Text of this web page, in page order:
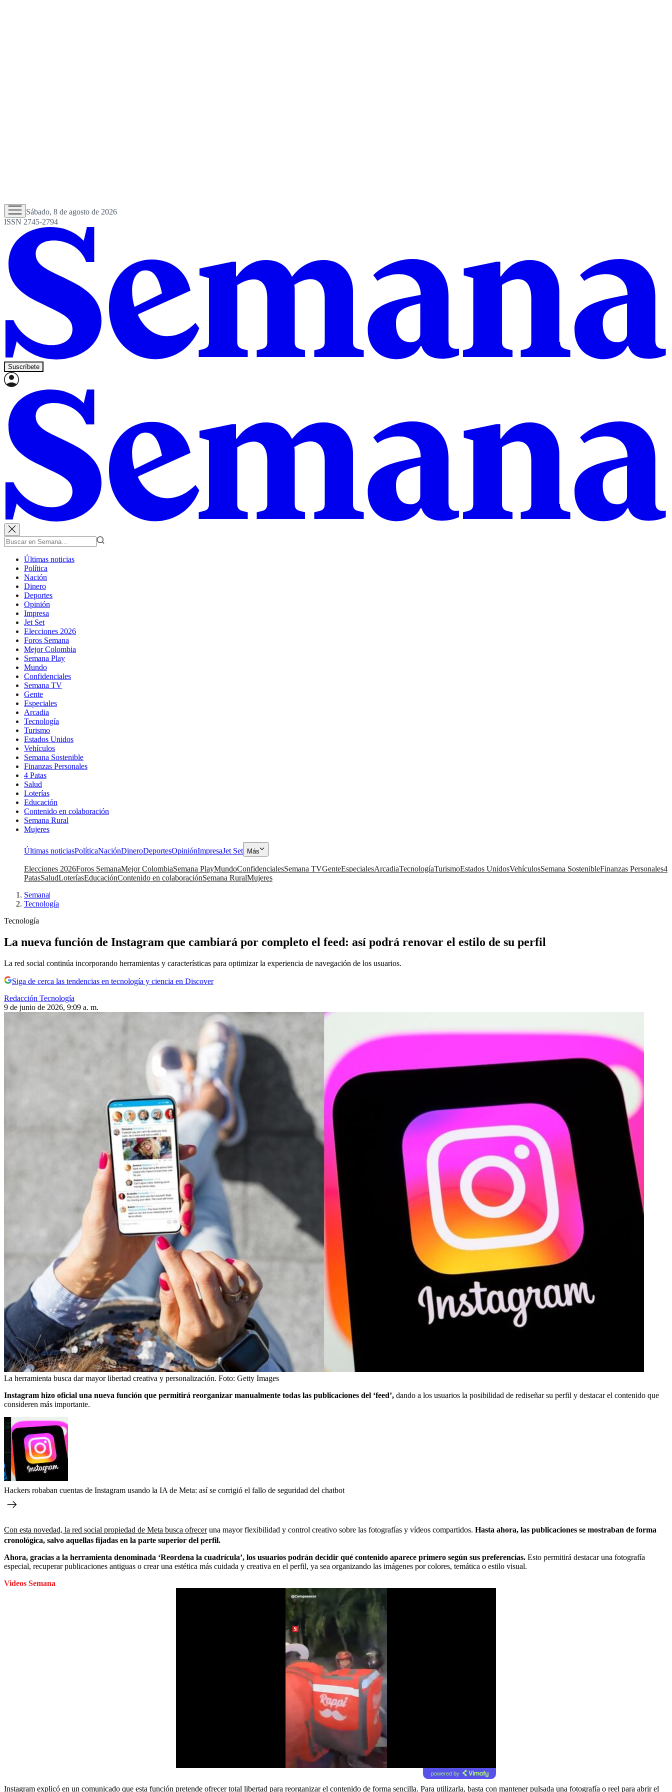
Sábado, 8 de agosto de 2026
ISSN 2745-2794
Suscríbete
Últimas noticias
Política
Nación
Dinero
Deportes
Opinión
Impresa
Jet Set
Elecciones 2026
Foros Semana
Mejor Colombia
Semana Play
Mundo
Confidenciales
Semana TV
Gente
Especiales
Arcadia
Tecnología
Turismo
Estados Unidos
Vehículos
Semana Sostenible
Finanzas Personales
4 Patas
Salud
Loterías
Educación
Contenido en colaboración
Semana Rural
Mujeres
Últimas noticiasPolíticaNaciónDineroDeportesOpiniónImpresaJet Set Más
Elecciones 2026Foros SemanaMejor ColombiaSemana PlayMundoConfidencialesSemana TVGenteEspecialesArcadiaTecnologíaTurismoEstados UnidosVehículosSemana SostenibleFinanzas Personales4
PatasSaludLoteríasEducaciónContenido en colaboraciónSemana RuralMujeres
Semana|
Tecnología
Tecnología
La nueva función de Instagram que cambiará por completo el feed: así podrá renovar el estilo de su perfil
La red social continúa incorporando herramientas y características para optimizar la experiencia de navegación de los usuarios.
Siga de cerca las tendencias en tecnología y ciencia en Discover
Redacción Tecnología
9 de junio de 2026, 9:09 a. m.
La herramienta busca dar mayor libertad creativa y personalización. Foto: Getty Images
Instagram hizo oficial una nueva función que permitirá reorganizar manualmente todas las publicaciones del ‘feed’, dando a los usuarios la posibilidad de rediseñar su perfil y destacar el contenido que
consideren más importante.
Hackers robaban cuentas de Instagram usando la IA de Meta: así se corrigió el fallo de seguridad del chatbot
Con esta novedad, la red social propiedad de Meta busca ofreceruna mayor flexibilidad y control creativo sobre las fotografías y vídeos compartidos. Hasta ahora, las publicaciones se mostraban de forma
cronológica, salvo aquellas fijadas en la parte superior del perfil.
Ahora, gracias a la herramienta denominada ‘Reordena la cuadrícula’, los usuarios podrán decidir qué contenido aparece primero según sus preferencias. Esto permitirá destacar una fotografía
especial, recuperar publicaciones antiguas o crear una estética más cuidada y creativa en el perfil, ya sea organizando las imágenes por colores, temática o estilo visual.
Videos Semana
powered by
Instagram explicó en un comunicado que esta función pretende ofrecer total libertad para reorganizar el contenido de forma sencilla. Para utilizarla, basta con mantener pulsada una fotografía o reel para abrir el